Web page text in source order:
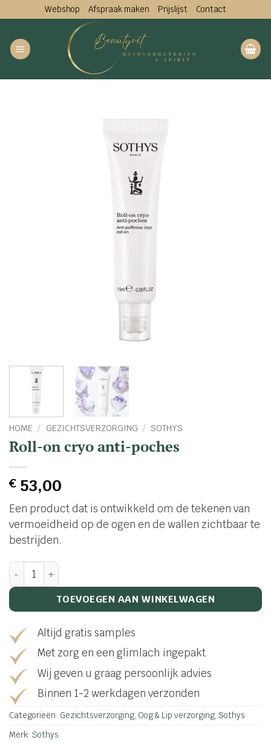
naar
inhoud
Webshop Afspraak maken Prijslijst Contact
HOME / GEZICHTSVERZORGING / SOTHYS
Roll-on cryo anti-poches
€53,00
Een product dat is ontwikkeld om de tekenen van
vermoeidheid op de ogen en de wallen zichtbaar te
bestrijden.
Roll-on cryo anti-poches aantal
TOEVOEGEN AAN WINKELWAGEN
Altijd gratis samples
Met zorg en een glimlach ingepakt
Wij geven u graag persoonlijk advies
Binnen 1-2 werkdagen verzonden
Categorieën: Gezichtsverzorging, Oog & Lip verzorging, Sothys
Merk: Sothys